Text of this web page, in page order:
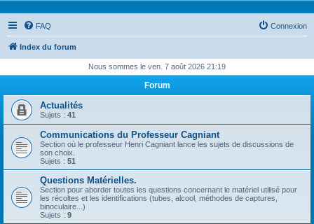
FAQ Connexion
Index du forum
Nous sommes le ven. 7 août 2026 21:19
Forum
Actualités
Sujets : 41
Communications du Professeur Cagniant
Section où le professeur Henri Cagniant lance les sujets de discussions de
son choix.
Sujets : 51
Questions Matérielles.
Section pour aborder toutes les questions concernant le matériel utilisé pour
les récoltes et les identifications (tubes, alcool, méthodes de captures,
binoculaire...)
Sujets : 9